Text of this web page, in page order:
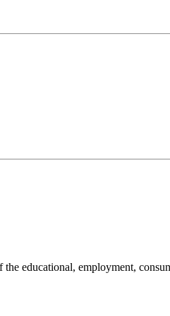
educational, employment,